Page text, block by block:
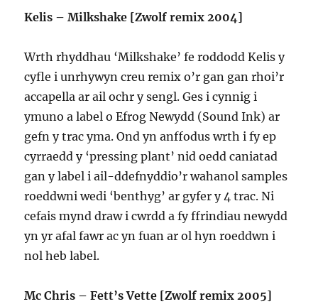
Kelis – Milkshake [Zwolf remix 2004]
Wrth rhyddhau ‘Milkshake’ fe roddodd Kelis y
cyfle i unrhywyn creu remix o’r gan gan rhoi’r
accapella ar ail ochr y sengl. Ges i cynnig i
ymuno a label o Efrog Newydd (Sound Ink) ar
gefn y trac yma. Ond yn anffodus wrth i fy ep
cyrraedd y ‘pressing plant’ nid oedd caniatad
gan y label i ail-ddefnyddio’r wahanol samples
roeddwni wedi ‘benthyg’ ar gyfer y 4 trac. Ni
cefais mynd draw i cwrdd a fy ffrindiau newydd
yn yr afal fawr ac yn fuan ar ol hyn roeddwn i
nol heb label.
Mc Chris – Fett’s Vette [Zwolf remix 2005]